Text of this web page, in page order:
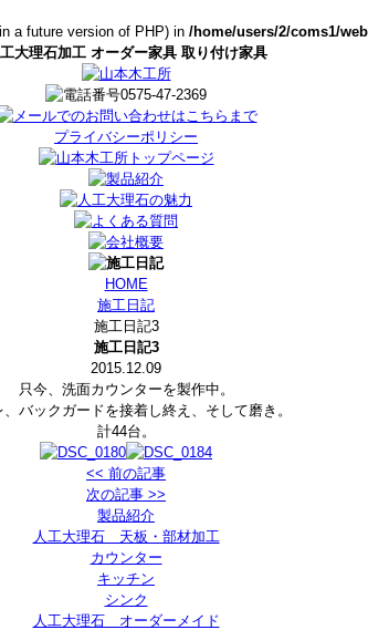
a future version of PHP) in /home/users/2/coms1/
大理石加工 オーダー家具 取り付け家具
プライバシーポリシー
HOME
施工日記
施工日記3
施工日記3
2015.12.09
只今、洗面カウンターを製作中。
、バックガードを接着し終え、そして磨き。
計44台。
<< 前の記事
次の記事 >>
製品紹介
人工大理石 天板・部材加工
カウンター
キッチン
シンク
人工大理石 オーダーメイド